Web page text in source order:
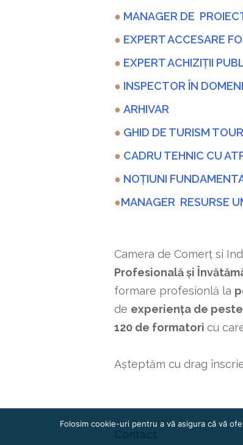
● MANAGER DE
● EXPERT ACCESARE
● EXPERT ACHIZIȚII
● INSPECTOR ÎN
● ARHIVAR
● GHID DE TURISM
● CADRU TEHNIC CU
● NOȚIUNI
●MANAGER RESURSE
Camera de Comerț si
Profesională și
formare profesionlă la
de experiența de
120 de formatori cu
Așteptăm cu drag
Folosim cookie-uri pentru a vă asigura că vă